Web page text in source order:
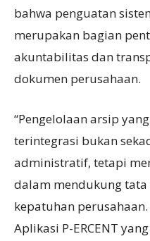
bahwa penguatan
merupakan bagian
akuntabilitas dan
dokumen perusahaan.
“Pengelolaan arsip
terintegrasi bukan
administratif, tetapi
dalam mendukung
kepatuhan
Aplikasi P-ERCENT